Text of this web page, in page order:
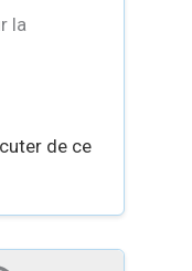
la
de ce